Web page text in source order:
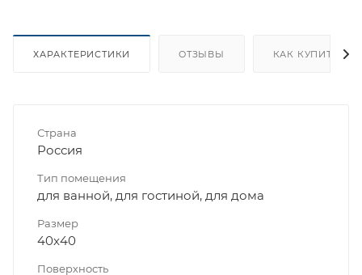
ХАРАКТЕРИСТИКИ ОТЗЫВЫ КАК КУПИТЬ
Страна
Россия
Тип помещения
для ванной, для гостиной, для дома
Размер
40x40
Поверхность